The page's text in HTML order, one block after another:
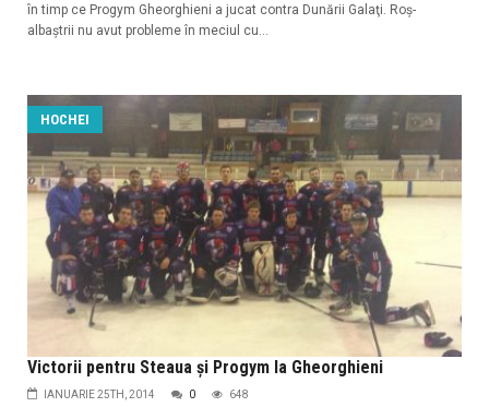
în timp ce Progym Gheorghieni a jucat contra Dunării Galaţi. Roş-
albaştrii nu avut probleme în meciul cu...
HOCHEI
Victorii pentru Steaua şi Progym la Gheorghieni
IANUARIE 25TH, 2014 0 648